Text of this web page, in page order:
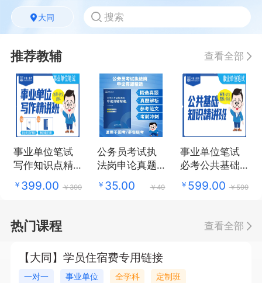
大同
推荐教辅 查看全部
事业单位笔试
写作知识点精
￥ 399.00 ￥399
公务员考试执
法岗申论真题
￥ 35.00 ￥49
事业单位笔试
必考公共基础
￥ 599.00 ￥599
热门课程 查看全部
【大同】学员住宿费专用链接
一对一 事业单位 全学科 定制班